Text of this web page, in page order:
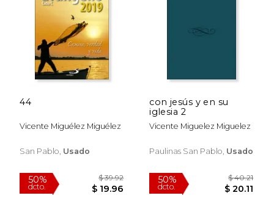
dcto. $ 20.88
50%
dcto. $
44
Vicente Miguélez Miguélez
San Pablo, Usado
con jesús y en su
iglesia 2
Vicente Miguelez Miguelez
Paulinas San Pablo, Usado